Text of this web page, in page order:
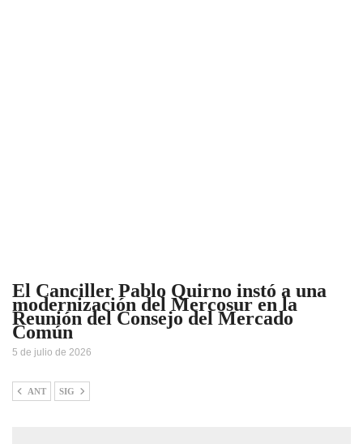
El Canciller Pablo Quirno instó a una
modernización del Mercosur en la
Reunión del Consejo del Mercado
Común
5 de julio de 2026
ANT SIG